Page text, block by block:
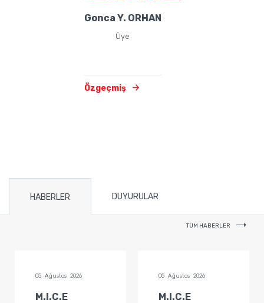
Gonca Y. ORHAN
Üye
Özgeçmiş
HABERLER DUYURULAR
TÜM HABERLER
05 Ağustos 2026
M.I.C.E
05 Ağustos 2026
M.I.C.E